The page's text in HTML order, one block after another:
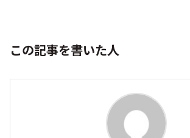
この記事を書いた人